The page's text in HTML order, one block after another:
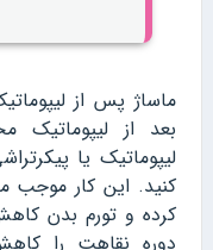
ماساژ پس از
بعد از
لیپوماتیک یا
کنید. این کار موجب
کرده و تورم بدن
دوره نقاهت را